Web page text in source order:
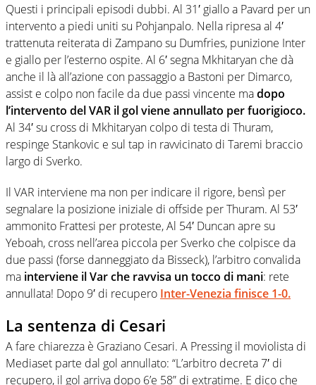
Questi i principali episodi dubbi. Al 31′ giallo a Pavard per un
intervento a piedi uniti su Pohjanpalo. Nella ripresa al 4′
trattenuta reiterata di Zampano su Dumfries, punizione Inter
e giallo per l’esterno ospite. Al 6′ segna Mkhitaryan che dà
anche il là all’azione con passaggio a Bastoni per Dimarco,
assist e colpo non facile da due passi vincente madopo
l’intervento del VAR il gol viene annullato per fuorigioco.
Al 34′ su cross di Mkhitaryan colpo di testa di Thuram,
respinge Stankovic e sul tap in ravvicinato di Taremi braccio
largo di Sverko.
Il VAR interviene ma non per indicare il rigore, bensì per
segnalare la posizione iniziale di offside per Thuram. Al 53′
ammonito Frattesi per proteste, Al 54′ Duncan apre su
Yeboah, cross nell’area piccola per Sverko che colpisce da
due passi (forse danneggiato da Bisseck), l’arbitro convalida
ma interviene il Var che ravvisa un tocco di mani: rete
annullata! Dopo 9′ di recupero Inter-Venezia finisce 1-0.
La sentenza di Cesari
A fare chiarezza è Graziano Cesari. A Pressing il moviolista di
Mediaset parte dal gol annullato: “L’arbitro decreta 7′ di
recupero, il gol arriva dopo 6’e 58” di extratime. E dico che